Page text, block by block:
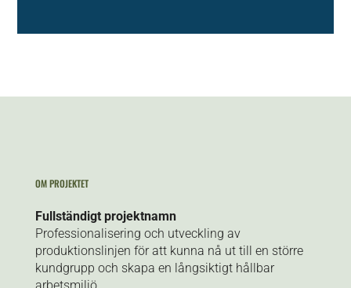
OM PROJEKTET
Fullständigt projektnamn
Professionalisering och utveckling av
produktionslinjen för att kunna nå ut till en större
kundgrupp och skapa en långsiktigt hållbar